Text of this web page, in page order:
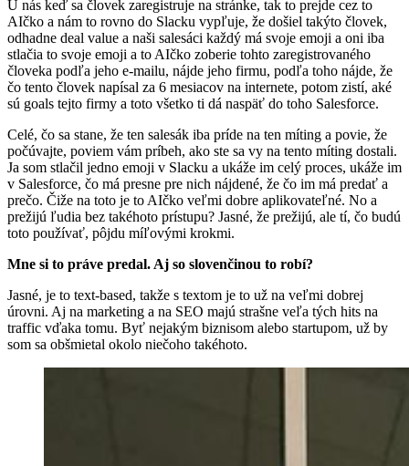
U nás keď sa človek zaregistruje na stránke, tak to prejde cez to
AIčko a nám to rovno do Slacku vypľuje, že došiel takýto človek,
odhadne deal value a naši salesáci každý má svoje emoji a oni iba
stlačia to svoje emoji a to AIčko zoberie tohto zaregistrovaného
človeka podľa jeho e-mailu, nájde jeho firmu, podľa toho nájde, že
čo tento človek napísal za 6 mesiacov na internete, potom zistí, aké
sú goals tejto firmy a toto všetko ti dá naspäť do toho Salesforce.
Celé, čo sa stane, že ten salesák iba príde na ten míting a povie, že
počúvajte, poviem vám príbeh, ako ste sa vy na tento míting dostali.
Ja som stlačil jedno emoji v Slacku a ukáže im celý proces, ukáže im
v Salesforce, čo má presne pre nich nájdené, že čo im má predať a
prečo. Čiže na toto je to AIčko veľmi dobre aplikovateľné. No a
prežijú ľudia bez takéhoto prístupu? Jasné, že prežijú, ale tí, čo budú
toto používať, pôjdu míľovými krokmi.
Mne si to práve predal. Aj so slovenčinou to robí?
Jasné, je to text-based, takže s textom je to už na veľmi dobrej
úrovni. Aj na marketing a na SEO majú strašne veľa tých hits na
traffic vďaka tomu. Byť nejakým biznisom alebo startupom, už by
som sa obšmietal okolo niečoho takéhoto.